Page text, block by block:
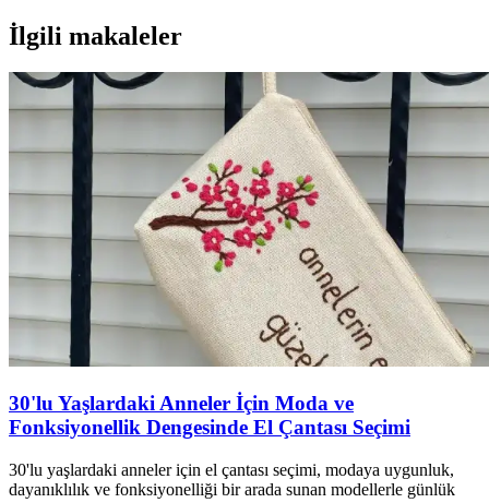
İlgili makaleler
30'lu Yaşlardaki Anneler İçin Moda ve
Fonksiyonellik Dengesinde El Çantası Seçimi
30'lu yaşlardaki anneler için el çantası seçimi, modaya uygunluk,
dayanıklılık ve fonksiyonelliği bir arada sunan modellerle günlük